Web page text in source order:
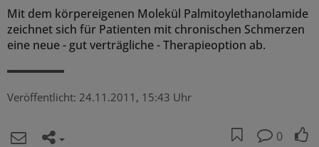
Mit dem körpereigenen Molekül Palmitoylethanolamide
zeichnet sich für Patienten mit chronischen Schmerzen
eine neue - gut verträgliche - Therapieoption ab.
Veröffentlicht: 24.11.2011, 15:43 Uhr
0